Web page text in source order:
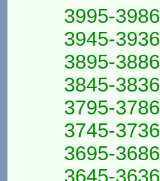
3995-3986
3945-3936
3895-3886
3845-3836
3795-3786
3745-3736
3695-3686
3645-3636